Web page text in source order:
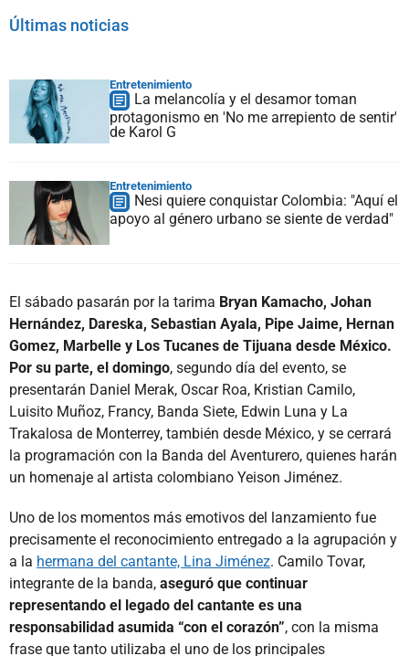
Últimas noticias
Entretenimiento
La melancolía y el desamor toman
protagonismo en 'No me arrepiento de sentir'
de Karol G
Entretenimiento
Nesi quiere conquistar Colombia: "Aquí el
apoyo al género urbano se siente de verdad"
El sábado pasarán por la tarima Bryan Kamacho, Johan
Hernández, Dareska, Sebastian Ayala, Pipe Jaime, Hernan
Gomez, Marbelle y Los Tucanes de Tijuana desde México.
Por su parte, el domingo, segundo día del evento, se
presentarán Daniel Merak, Oscar Roa, Kristian Camilo,
Luisito Muñoz, Francy, Banda Siete, Edwin Luna y La
Trakalosa de Monterrey, también desde México, y se cerrará
la programación con la Banda del Aventurero, quienes harán
un homenaje al artista colombiano Yeison Jiménez.
Uno de los momentos más emotivos del lanzamiento fue
precisamente el reconocimiento entregado a la agrupación y
a la hermana del cantante, Lina Jiménez. Camilo Tovar,
integrante de la banda, aseguró que continuar
representando el legado del cantante es una
responsabilidad asumida “con el corazón”, con la misma
frase que tanto utilizaba el uno de los principales